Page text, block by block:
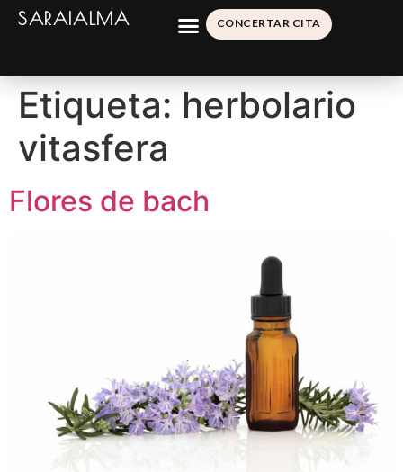
SARAIALMA CONCERTAR CITA
Etiqueta: herbolario
vitasfera
Flores de bach